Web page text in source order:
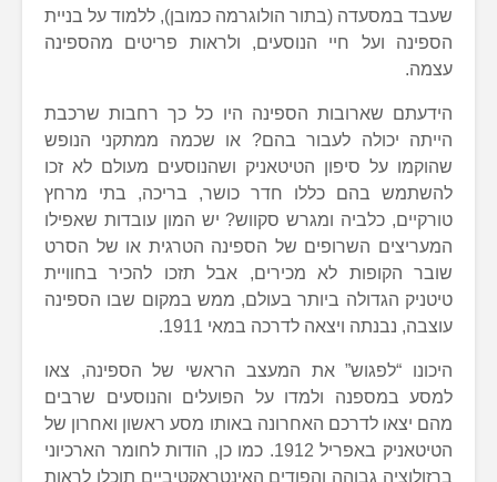
שעבד במסעדה (בתור הולוגרמה כמובן), ללמוד על בניית
הספינה ועל חיי הנוסעים, ולראות פריטים מהספינה
עצמה.
הידעתם שארובות הספינה היו כל כך רחבות שרכבת
הייתה יכולה לעבור בהם? או שכמה ממתקני הנופש
שהוקמו על סיפון הטיטאניק ושהנוסעים מעולם לא זכו
להשתמש בהם כללו חדר כושר, בריכה, בתי מרחץ
טורקיים, כלביה ומגרש סקווש? יש המון עובדות שאפילו
המעריצים השרופים של הספינה הטרגית או של הסרט
שובר הקופות לא מכירים, אבל תזכו להכיר בחוויית
טיטניק הגדולה ביותר בעולם, ממש במקום שבו הספינה
עוצבה, נבנתה ויצאה לדרכה במאי 1911.
היכונו “לפגוש” את המעצב הראשי של הספינה, צאו
למסע במספנה ולמדו על הפועלים והנוסעים שרבים
מהם יצאו לדרכם האחרונה באותו מסע ראשון ואחרון של
הטיטאניק באפריל 1912. כמו כן, הודות לחומר הארכיוני
ברזולוציה גבוהה והפודים האינטראקטיביים תוכלו לראות